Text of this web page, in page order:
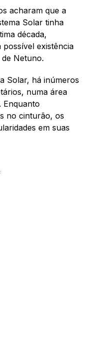
acharam que a
Solar tinha
década,
possível existência
Netuno.
Solar, há inúmeros
numa área
Enquanto
no cinturão, os
em suas